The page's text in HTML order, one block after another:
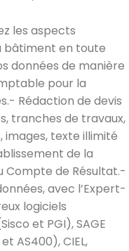
les aspects
bâtiment en toute
données de manière
pour la
Rédaction de devis
tranches de travaux,
images, texte illimité
de la
Compte de Résultat.-
avec l’Expert-
logiciels
et PGI), SAGE
AS400), CIEL,